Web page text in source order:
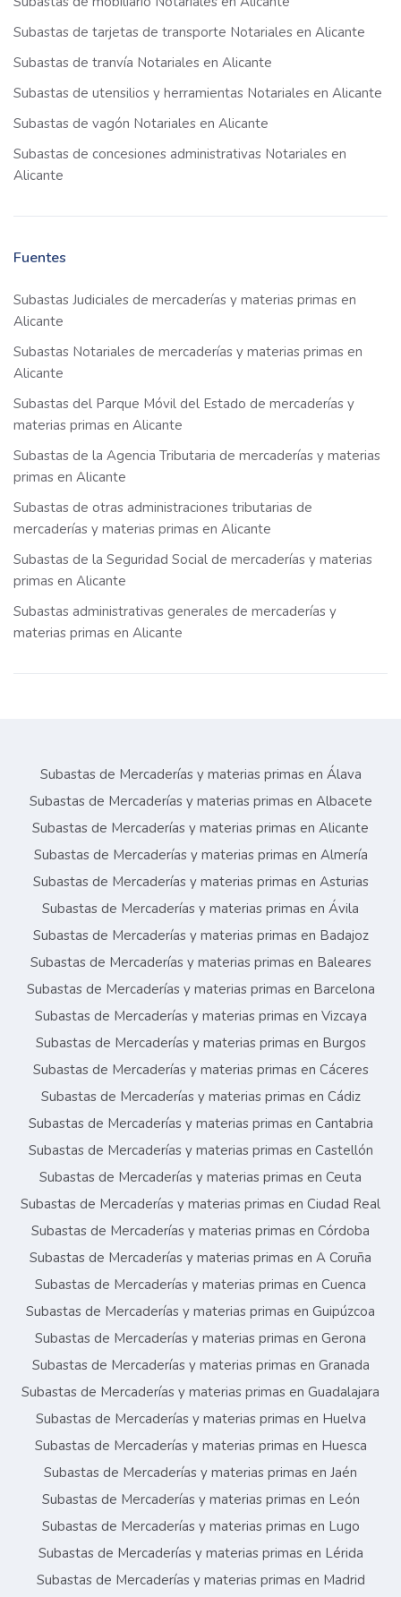
Subastas de tarjetas de transporte Notariales en Alicante
Subastas de tranvía Notariales en Alicante
Subastas de utensilios y herramientas Notariales en Alicante
Subastas de vagón Notariales en Alicante
Subastas de concesiones administrativas Notariales en
Alicante
Fuentes
Subastas Judiciales de mercaderías y materias primas en
Alicante
Subastas Notariales de mercaderías y materias primas en
Alicante
Subastas del Parque Móvil del Estado de mercaderías y
materias primas en Alicante
Subastas de la Agencia Tributaria de mercaderías y materias
primas en Alicante
Subastas de otras administraciones tributarias de
mercaderías y materias primas en Alicante
Subastas de la Seguridad Social de mercaderías y materias
primas en Alicante
Subastas administrativas generales de mercaderías y
materias primas en Alicante
Subastas de Mercaderías y materias primas en Álava
Subastas de Mercaderías y materias primas en Albacete
Subastas de Mercaderías y materias primas en Alicante
Subastas de Mercaderías y materias primas en Almería
Subastas de Mercaderías y materias primas en Asturias
Subastas de Mercaderías y materias primas en Ávila
Subastas de Mercaderías y materias primas en Badajoz
Subastas de Mercaderías y materias primas en Baleares
Subastas de Mercaderías y materias primas en Barcelona
Subastas de Mercaderías y materias primas en Vizcaya
Subastas de Mercaderías y materias primas en Burgos
Subastas de Mercaderías y materias primas en Cáceres
Subastas de Mercaderías y materias primas en Cádiz
Subastas de Mercaderías y materias primas en Cantabria
Subastas de Mercaderías y materias primas en Castellón
Subastas de Mercaderías y materias primas en Ceuta
Subastas de Mercaderías y materias primas en Ciudad Real
Subastas de Mercaderías y materias primas en Córdoba
Subastas de Mercaderías y materias primas en A Coruña
Subastas de Mercaderías y materias primas en Cuenca
Subastas de Mercaderías y materias primas en Guipúzcoa
Subastas de Mercaderías y materias primas en Gerona
Subastas de Mercaderías y materias primas en Granada
Subastas de Mercaderías y materias primas en Guadalajara
Subastas de Mercaderías y materias primas en Huelva
Subastas de Mercaderías y materias primas en Huesca
Subastas de Mercaderías y materias primas en Jaén
Subastas de Mercaderías y materias primas en León
Subastas de Mercaderías y materias primas en Lugo
Subastas de Mercaderías y materias primas en Lérida
Subastas de Mercaderías y materias primas en Madrid